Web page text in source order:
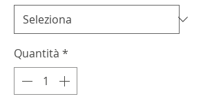
Quantità *